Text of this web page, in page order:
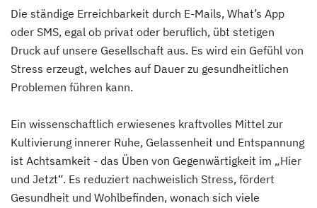
Die ständige Erreichbarkeit durch E-Mails, What’s App
oder SMS, egal ob privat oder beruflich, übt stetigen
Druck auf unsere Gesellschaft aus. Es wird ein Gefühl von
Stress erzeugt, welches auf Dauer zu gesundheitlichen
Problemen führen kann.
Ein wissenschaftlich erwiesenes kraftvolles Mittel zur
Kultivierung innerer Ruhe, Gelassenheit und Entspannung
ist Achtsamkeit - das Üben von Gegenwärtigkeit im „Hier
und Jetzt“. Es reduziert nachweislich Stress, fördert
Gesundheit und Wohlbefinden, wonach sich viele